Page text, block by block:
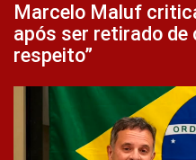
Marcelo Maluf
após ser retirado de
respeito”